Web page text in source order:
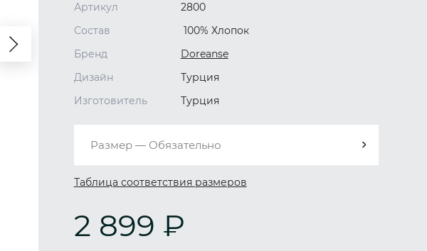
Артикул
2800
Состав
100% Хлопок
Бренд
Doreanse
Дизайн
Турция
Изготовитель
Турция
Размер — Обязательно
Таблица соответствия размеров
2 899 ₽